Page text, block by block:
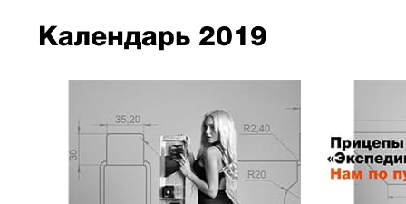
Календарь 2019